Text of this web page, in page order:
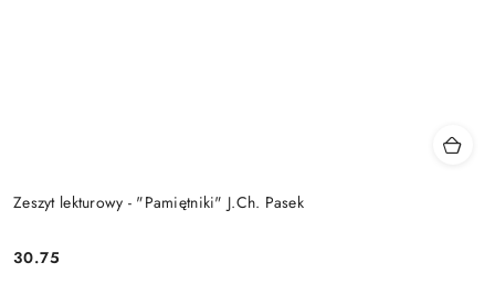
Zeszyt lekturowy - "Pamiętniki" J.Ch. Pasek
Cena:
30.75